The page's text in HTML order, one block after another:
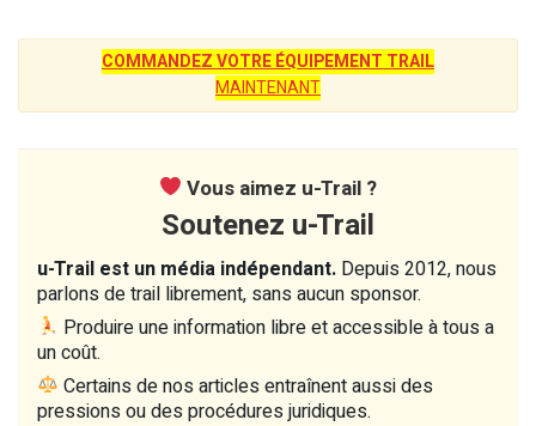
COMMANDEZ VOTRE ÉQUIPEMENT TRAIL
MAINTENANT
Vous aimez u-Trail ?
Soutenez u-Trail
u-Trail est un média indépendant. Depuis 2012, nous
parlons de trail librement, sans aucun sponsor.
Produire une information libre et accessible à tous a
un coût.
Certains de nos articles entraînent aussi des
pressions ou des procédures juridiques.